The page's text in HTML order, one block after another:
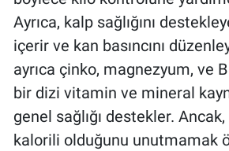
Ayrıca, kalp sağlığını
içerir ve kan basıncını
ayrıca çinko, magnezyum, ve
bir dizi vitamin ve mineral
genel sağlığı destekler.
kalorili olduğunu unutmamak